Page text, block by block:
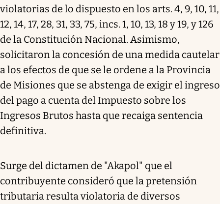
violatorias de lo dispuesto en los arts. 4, 9, 10, 11,
12, 14, 17, 28, 31, 33, 75, incs. 1, 10, 13, 18 y 19, y 126
de la Constitución Nacional. Asimismo,
solicitaron la concesión de una medida cautelar
a los efectos de que se le ordene a la Provincia
de Misiones que se abstenga de exigir el ingreso
del pago a cuenta del Impuesto sobre los
Ingresos Brutos hasta que recaiga sentencia
definitiva.
Surge del dictamen de "Akapol" que el
contribuyente consideró que la pretensión
tributaria resulta violatoria de diversos